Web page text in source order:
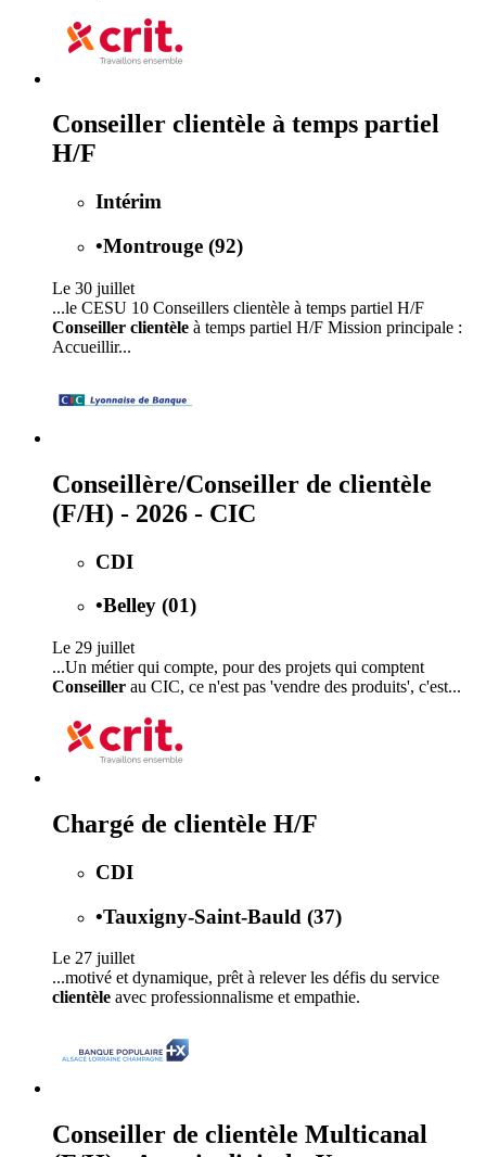
Conseiller clientèle à temps partiel
H/F
Intérim
•Montrouge (92)
Le 30 juillet
...le CESU 10 Conseillers clientèle à temps partiel H/F
Conseiller clientèle à temps partiel H/F Mission principale :
Accueillir...
Conseillère/Conseiller de clientèle
(F/H) - 2026 - CIC
CDI
•Belley (01)
Le 29 juillet
...Un métier qui compte, pour des projets qui comptent
Conseiller au CIC, ce n'est pas 'vendre des produits', c'est...
Chargé de clientèle H/F
CDI
•Tauxigny-Saint-Bauld (37)
Le 27 juillet
...motivé et dynamique, prêt à relever les défis du service
clientèle avec professionnalisme et empathie.
Conseiller de clientèle Multicanal